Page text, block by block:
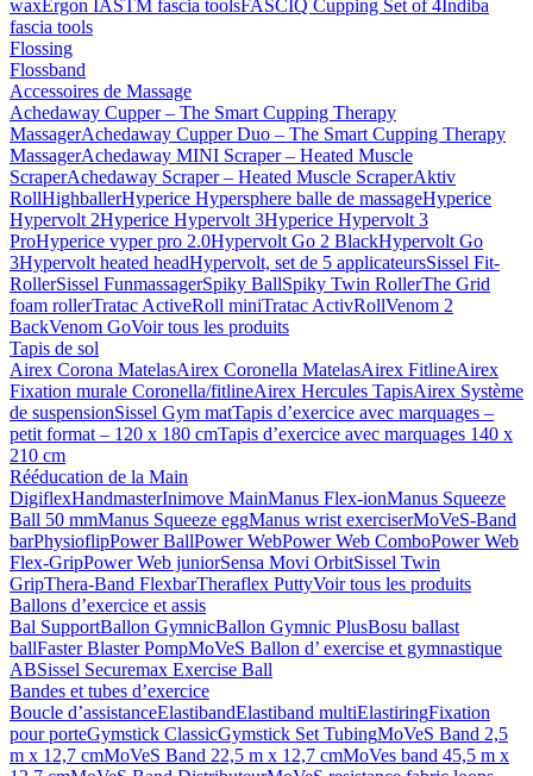
waxErgon IASTM fascia toolsFASCIQ Cupping Set of 4Indiba
fascia tools
Flossing
Flossband
Accessoires de Massage
Achedaway Cupper – The Smart Cupping Therapy
MassagerAchedaway Cupper Duo – The Smart Cupping Therapy
MassagerAchedaway MINI Scraper – Heated Muscle
ScraperAchedaway Scraper – Heated Muscle ScraperAktiv
RollHighballerHyperice Hypersphere balle de massageHyperice
Hypervolt 2Hyperice Hypervolt 3Hyperice Hypervolt 3
ProHyperice vyper pro 2.0Hypervolt Go 2 BlackHypervolt Go
3Hypervolt heated headHypervolt, set de 5 applicateursSissel Fit-
RollerSissel FunmassagerSpiky BallSpiky Twin RollerThe Grid
foam rollerTratac ActiveRoll miniTratac ActivRollVenom 2
BackVenom GoVoir tous les produits
Tapis de sol
Airex Corona MatelasAirex Coronella MatelasAirex FitlineAirex
Fixation murale Coronella/fitlineAirex Hercules TapisAirex Système
de suspensionSissel Gym matTapis d’exercice avec marquages –
petit format – 120 x 180 cmTapis d’exercice avec marquages 140 x
210 cm
Rééducation de la Main
DigiflexHandmasterInimove MainManus Flex-ionManus Squeeze
Ball 50 mmManus Squeeze eggManus wrist exerciserMoVeS-Band
barPhysioflipPower BallPower WebPower Web ComboPower Web
Flex-GripPower Web juniorSensa Movi OrbitSissel Twin
GripThera-Band FlexbarTheraflex PuttyVoir tous les produits
Ballons d’exercice et assis
Bal SupportBallon GymnicBallon Gymnic PlusBosu ballast
ballFaster Blaster PompMoVeS Ballon d’ exercise et gymnastique
ABSissel Securemax Exercise Ball
Bandes et tubes d’exercice
Boucle d’assistanceElastibandElastiband multiElastiringFixation
pour porteGymstick ClassicGymstick Set TubingMoVeS Band 2,5
m x 12,7 cmMoVeS Band 22,5 m x 12,7 cmMoVes band 45,5 m x